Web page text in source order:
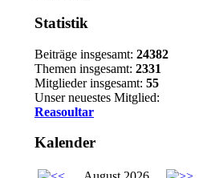
Statistik
Beiträge insgesamt: 24382
Themen insgesamt: 2331
Mitglieder insgesamt: 55
Unser neuestes Mitglied:
Reasoultar
Kalender